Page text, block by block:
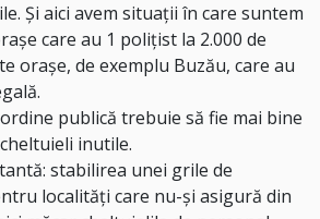
Și aici avem situații în care suntem
care au 1 polițist la 2.000 de
orașe, de exemplu Buzău, care au
publică trebuie să fie mai bine
inutile.
stabilirea unei grile de
localități care nu-și asigură din